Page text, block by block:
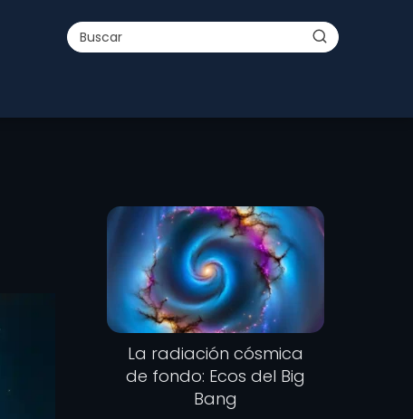
La radiación cósmica
de fondo: Ecos del Big
Bang